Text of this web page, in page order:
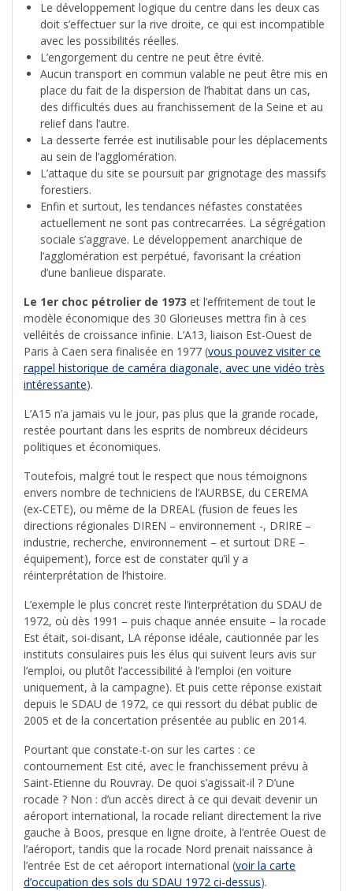
Le développement logique du centre dans les deux cas
doit s’effectuer sur la rive droite, ce qui est incompatible
avec les possibilités réelles.
L’engorgement du centre ne peut être évité.
Aucun transport en commun valable ne peut être mis en
place du fait de la dispersion de l’habitat dans un cas,
des difficultés dues au franchissement de la Seine et au
relief dans l’autre.
La desserte ferrée est inutilisable pour les déplacements
au sein de l’agglomération.
L’attaque du site se poursuit par grignotage des massifs
forestiers.
Enfin et surtout, les tendances néfastes constatées
actuellement ne sont pas contrecarrées. La ségrégation
sociale s’aggrave. Le développement anarchique de
l’agglomération est perpétué, favorisant la création
d’une banlieue disparate.
Le 1er choc pétrolier de 1973 et l’effritement de tout le
modèle économique des 30 Glorieuses mettra fin à ces
velléités de croissance infinie. L’A13, liaison Est-Ouest de
Paris à Caen sera finalisée en 1977 (vous pouvez visiter ce
rappel historique de caméra diagonale, avec une vidéo très
intéressante).
L’A15 n’a jamais vu le jour, pas plus que la grande rocade,
restée pourtant dans les esprits de nombreux décideurs
politiques et économiques.
Toutefois, malgré tout le respect que nous témoignons
envers nombre de techniciens de l’AURBSE, du CEREMA
(ex-CETE), ou même de la DREAL (fusion de feues les
directions régionales DIREN – environnement -, DRIRE –
industrie, recherche, environnement – et surtout DRE –
équipement), force est de constater qu’il y a
réinterprétation de l’histoire.
L’exemple le plus concret reste l’interprétation du SDAU de
1972, où dès 1991 – puis chaque année ensuite – la rocade
Est était, soi-disant, LA réponse idéale, cautionnée par les
instituts consulaires puis les élus qui suivent leurs avis sur
l’emploi, ou plutôt l’accessibilité à l’emploi (en voiture
uniquement, à la campagne). Et puis cette réponse existait
depuis le SDAU de 1972, ce qui ressort du débat public de
2005 et de la concertation présentée au public en 2014.
Pourtant que constate-t-on sur les cartes : ce
contournement Est cité, avec le franchissement prévu à
Saint-Etienne du Rouvray. De quoi s’agissait-il ? D’une
rocade ? Non : d’un accès direct à ce qui devait devenir un
aéroport international, la rocade reliant directement la rive
gauche à Boos, presque en ligne droite, à l’entrée Ouest de
l’aéroport, tandis que la rocade Nord prenait naissance à
l’entrée Est de cet aéroport international (voir la carte
d’occupation des sols du SDAU 1972 ci-dessus).